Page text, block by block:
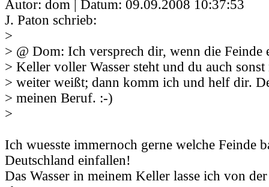
Autor: dom | Datum: 09.09.2008 10:37:53
J. Paton schrieb:
>
> @ Dom: Ich versprech dir, wenn die Feinde
> Keller voller Wasser steht und du auch
> weiter weißt; dann komm ich und helf dir.
> meinen Beruf. :-)
>
Ich wuesste immernoch gerne welche Feinde
Deutschland einfallen!
Das Wasser in meinem Keller lasse ich von